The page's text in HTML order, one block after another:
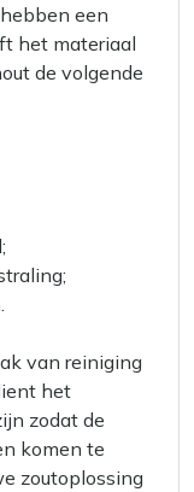
een
het materiaal
de volgende
van reiniging
het
zodat de
komen te
zoutoplossing